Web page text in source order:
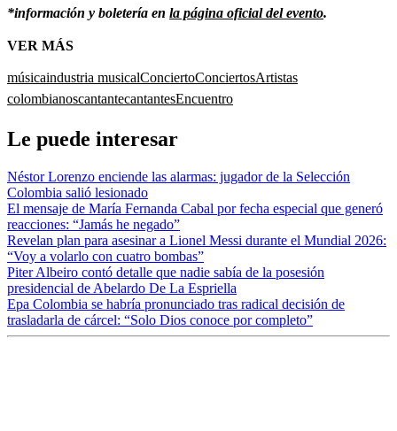
*información y boletería en la página oficial del evento.
VER MÁS
músicaindustria musicalConciertoConciertosArtistas
colombianoscantantecantantesEncuentro
Le puede interesar
Néstor Lorenzo enciende las alarmas: jugador de la Selección
Colombia salió lesionado
El mensaje de María Fernanda Cabal por fecha especial que generó
reacciones: “Jamás he negado”
Revelan plan para asesinar a Lionel Messi durante el Mundial 2026:
“Voy a volarlo con cuatro bombas”
Piter Albeiro contó detalle que nadie sabía de la posesión
presidencial de Abelardo De La Espriella
Epa Colombia se habría pronunciado tras radical decisión de
trasladarla de cárcel: “Solo Dios conoce por completo”